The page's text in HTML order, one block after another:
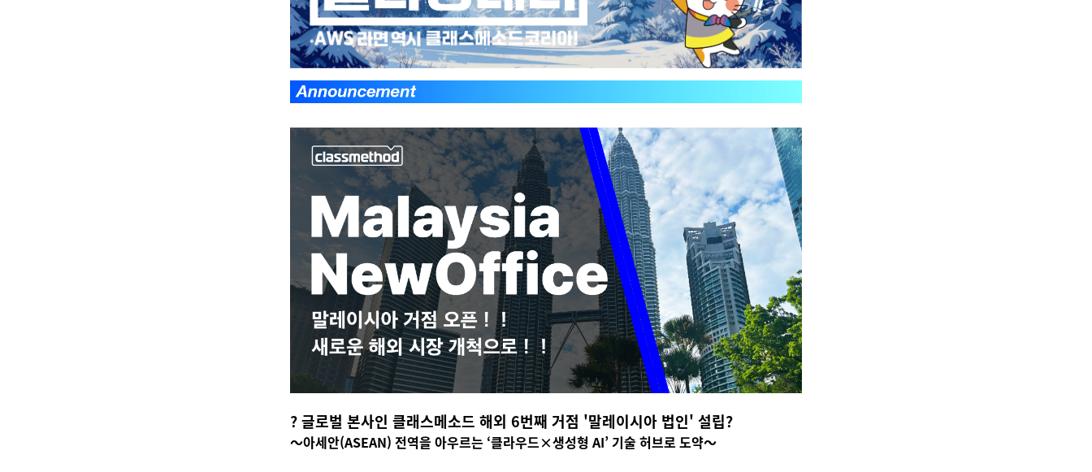
? 글로벌 본사인 클래스메소드 해외 6번째 거점 '말레이시아 법인' 설립?
〜아세안(ASEAN) 전역을 아우르는 ‘클라우드×생성형 AI’ 기술 허브로 도약〜